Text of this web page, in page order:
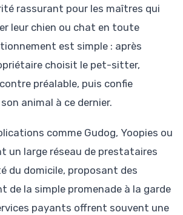
rassurant pour les maîtres qui
leur chien ou chat en toute
est simple : après
choisit le pet-sitter,
préalable, puis confie
animal à ce dernier.
comme Gudog, Yoopies ou
un large réseau de prestataires
du domicile, proposant des
de la simple promenade à la garde
payants offrent souvent une